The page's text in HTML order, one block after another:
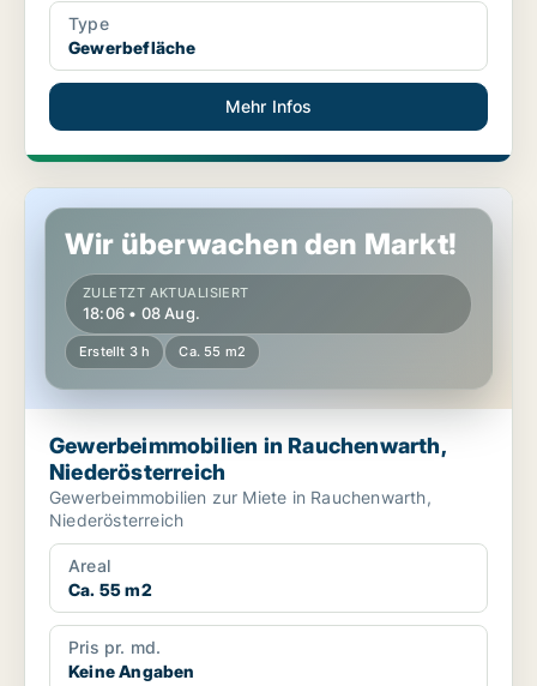
Type
Gewerbefläche
Mehr Infos
Gewerbeimmobilien in Rauchenwarth, Niederösterreich
Wir überwachen den Markt!
ZULETZT AKTUALISIERT
18:06 • 08 Aug.
Erstellt 3 h Ca. 55 m2
Gewerbeimmobilien in Rauchenwarth,
Niederösterreich
Gewerbeimmobilien zur Miete in Rauchenwarth,
Niederösterreich
Areal
Ca. 55 m2
Pris pr. md.
Keine Angaben